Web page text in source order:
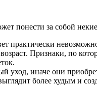
понести за собой
практически
Признаки, по
уход, иначе они
более худым и